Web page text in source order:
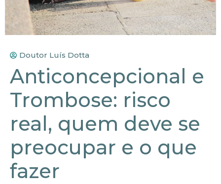
Doutor Luís Dotta
Anticoncepcional e
Trombose: risco
real, quem deve se
preocupar e o que
fazer